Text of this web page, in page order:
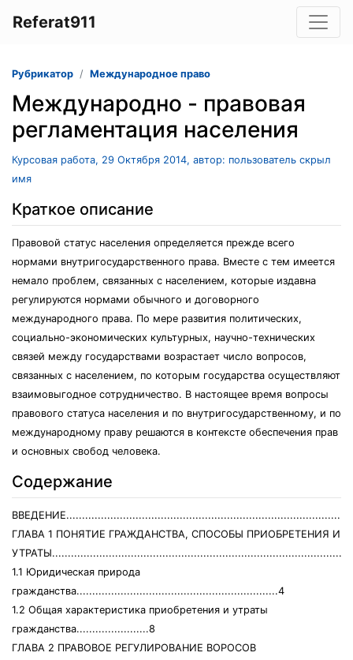
Referat911
Рубрикатор Международное право
Международно - правовая
регламентация населения
Курсовая работа, 29 Октября 2014, автор: пользователь скрыл
имя
Краткое описание
Правовой статус населения определяется прежде всего
нормами внутригосударственного права. Вместе с тем имеется
немало проблем, связанных с населением, которые издавна
регулируются нормами обычного и договорного
международного права. По мере развития политических,
социально-экономических культурных, научно-технических
связей между государствами возрастает число вопросов,
связанных с населением, по которым государства осуществляют
взаимовыгодное сотрудничество. В настоящее время вопросы
правового статуса населения и по внутригосударственному, и по
международному праву решаются в контексте обеспечения прав
и основных свобод человека.
Содержание
ГЛАВА 1 ПОНЯТИЕ ГРАЖДАНСТВА, СПОСОБЫ ПРИОБРЕТЕНИЯ И
1.1 Юридическая природа
гражданства................................................................4
1.2 Общая характеристика приобретения и утраты
гражданства.......................8
ГЛАВА 2 ПРАВОВОЕ РЕГУЛИРОВАНИЕ ВОРОСОВ